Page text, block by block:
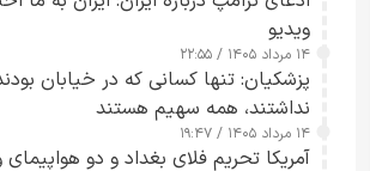
ویدیو
۱۴ مرداد ۱۴۰۵ / ۲۲:۵۵
پزشکیان: تنها کسانی که در خیابان
نداشتند، همه سهیم هستند
۱۴ مرداد ۱۴۰۵ / ۱۹:۴۷
آمریکا تحریم فلای بغداد و دو هواپیمای